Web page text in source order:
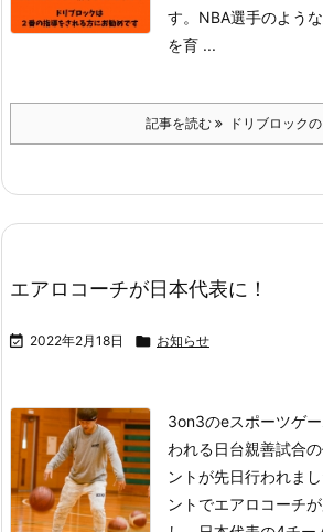
す。 NBA選手のよう
を育 ...
記事を読む ドリブロック
エアロコーチが日本代表に！
 2022年2月18日  お知らせ
3on3のeスポーツゲ
われる日台親善試合
ントが先日行われまし
ントでエアロコーチ